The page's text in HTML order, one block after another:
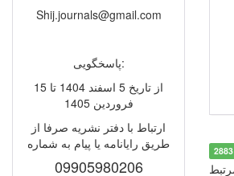
Shij.journals@gmail.com
پاسخگویی:
از تاریخ 5 اسفند 1404 تا 15
فروردین 1405
ارتباط با دفتر نشریه صرفا از
طریق رایانامه یا پیام به شماره
09905980206
2883